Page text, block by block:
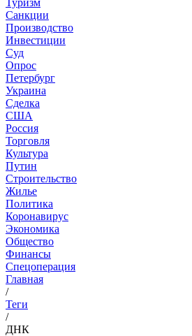
Туризм
Санкции
Производство
Инвестиции
Суд
Опрос
Петербург
Украина
Сделка
США
Россия
Торговля
Культура
Путин
Строительство
Жилье
Политика
Коронавирус
Экономика
Общество
Финансы
Спецоперация
Главная
/
Теги
/
ДНК